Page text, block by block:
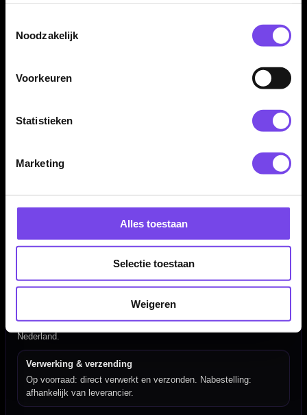
Noodzakelijk
Voorkeuren
Statistieken
Marketing
Alles toestaan
Selectie toestaan
Weigeren
20.000+ artikelen op voorraad
Gratis verzending vanaf €40
Hulp Nodig? Wij helpen graag!
Tel: 085-8769938
Klantenservice@mcdartshop.nl
Mcdartshop.nl Graaf Hendrikstraat 5A1, 4651TB Steenbergen,
Nederland.
Verwerking & verzending
Op voorraad: direct verwerkt en verzonden. Nabestelling:
afhankelijk van leverancier.